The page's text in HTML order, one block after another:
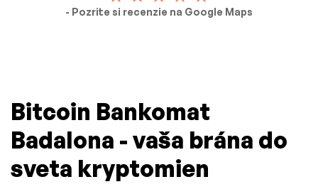
- Pozrite si recenzie na Google Maps
Bitcoin Bankomat
Badalona - vaša brána do
sveta kryptomien